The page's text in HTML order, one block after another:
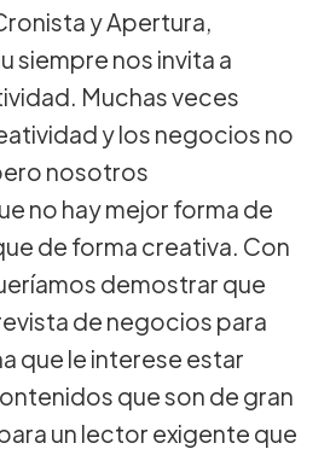
y Apertura,
siempre nos invita a
Muchas veces
y los negocios no
nosotros
no hay mejor forma de
de forma creativa. Con
demostrar que
de negocios para
que le interese estar
que son de gran
un lector exigente que